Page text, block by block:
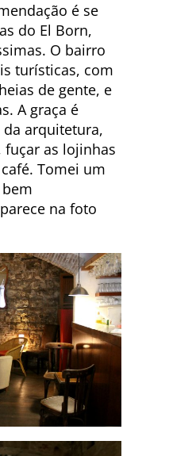
é se
do El Born,
O bairro
turísticas, com
de gente, e
A graça é
arquitetura,
fuçar as lojinhas
Tomei um
na foto